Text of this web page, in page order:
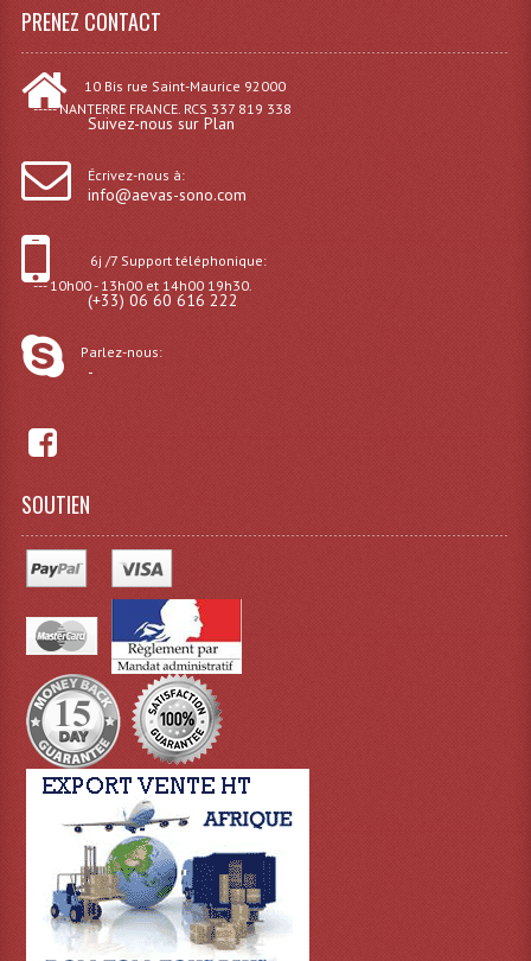
Guirlandes Lumineuse
Lampes À Décharges
Lumières Noire
Panneaux, Piste Danse À Leds
Petit Effets Lumineux
Projecteur De Gobo
Projecteur Extérieur Multifaisceaux
PRENEZ CONTACT
10 Bis rue Saint-Maurice 92000
----- NANTERRE FRANCE. RCS 337 819 338
Suivez-nous sur Plan
Écrivez-nous à:
info@aevas-sono.com
6j /7 Support téléphonique:
--- 10h00 - 13h00 et 14h00 19h30.
(+33) 06 60 616 222
Parlez-nous:
-
SOUTIEN